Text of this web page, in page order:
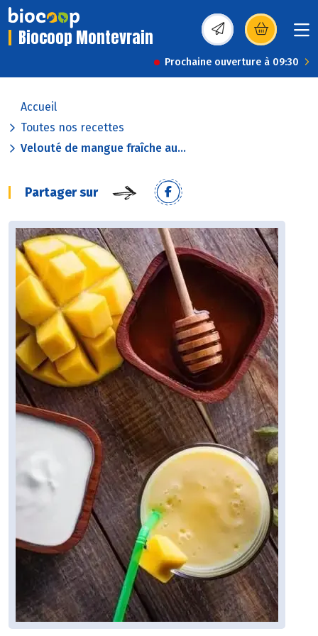
Biocoop Montevrain (s’ouvre dans une
Prochaine ouverture à 09:30
Accueil
Toutes nos recettes
Velouté de mangue fraîche au...
Partager sur